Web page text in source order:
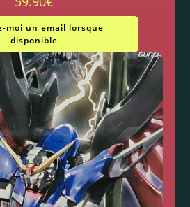
moi un email lorsque
disponible